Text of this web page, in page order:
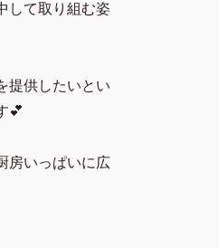
して取り組む姿
提供したいとい
💕
房いっぱいに広